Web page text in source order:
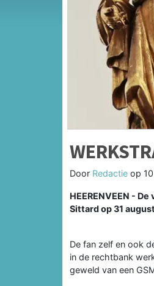
Door Redactie op
HEERENVEEN -
Sittard op 31
De fan zelf en ook
in de rechtbank
geweld van een